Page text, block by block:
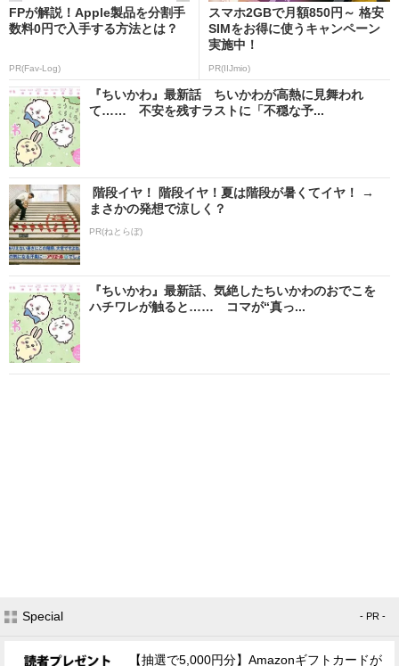
FPが解説！Apple製品を分割手
数料0円で入手する方法とは？
PR(Fav-Log)
スマホ2GBで月額850円～ 格安
SIMをお得に使うキャンペーン
実施中！
PR(IIJmio)
『ちいかわ』最新話 ちいかわが高熱に見舞われ
て…… 不安を残すラストに「不穏な予...
階段イヤ！ 階段イヤ！夏は階段が暑くてイヤ！ →
まさかの発想で涼しく？
PR(ねとらぼ)
『ちいかわ』最新話、気絶したちいかわのおでこを
ハチワレが触ると…… コマが“真っ...
Special - PR -
【抽選で5,000円分】Amazonギフトカードが